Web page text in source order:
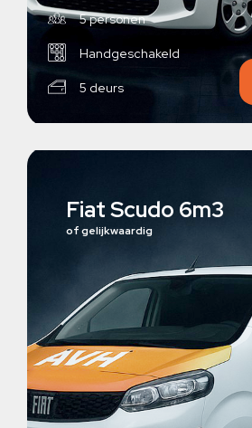
5 personen
Handgeschakeld
5 deurs
Fiat Scudo 6m3
of gelijkwaardig